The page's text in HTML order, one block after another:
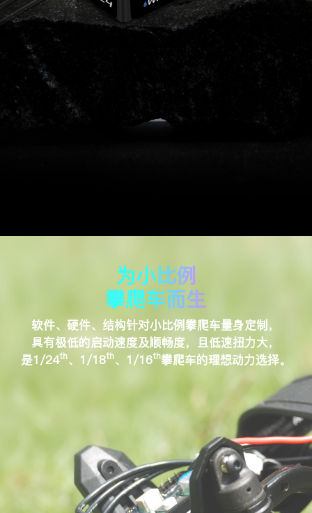
为小比例
攀爬车而生
软件、硬件、结构针对小比例攀爬车量身定制，
具有极低的启动速度及顺畅度，且低速扭力大，
是1/24th、 1/18th、 1/16th攀爬车的理想动力选择。